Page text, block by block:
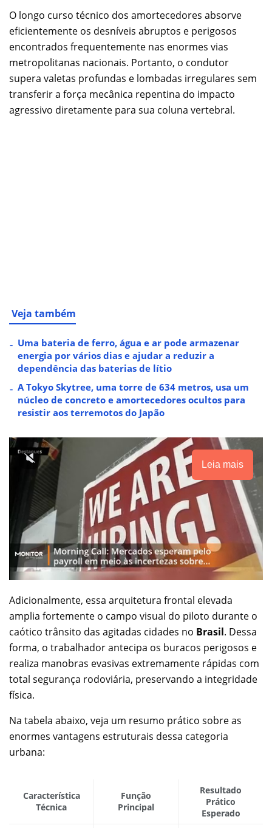
O longo curso técnico dos amortecedores absorve
eficientemente os desníveis abruptos e perigosos
encontrados frequentemente nas enormes vias
metropolitanas nacionais. Portanto, o condutor
supera valetas profundas e lombadas irregulares sem
transferir a força mecânica repentina do impacto
agressivo diretamente para sua coluna vertebral.
Veja também
Uma bateria de ferro, água e ar pode armazenar
energia por vários dias e ajudar a reduzir a
dependência das baterias de lítio
A Tokyo Skytree, uma torre de 634 metros, usa um
núcleo de concreto e amortecedores ocultos para
resistir aos terremotos do Japão
Leia mais
Adicionalmente, essa arquitetura frontal elevada
amplia fortemente o campo visual do piloto durante o
caótico trânsito das agitadas cidades no Brasil. Dessa
forma, o trabalhador antecipa os buracos perigosos e
realiza manobras evasivas extremamente rápidas com
total segurança rodoviária, preservando a integridade
física.
Na tabela abaixo, veja um resumo prático sobre as
enormes vantagens estruturais dessa categoria
urbana:
Característica
Técnica
Função
Principal
Resultado
Prático
Esperado